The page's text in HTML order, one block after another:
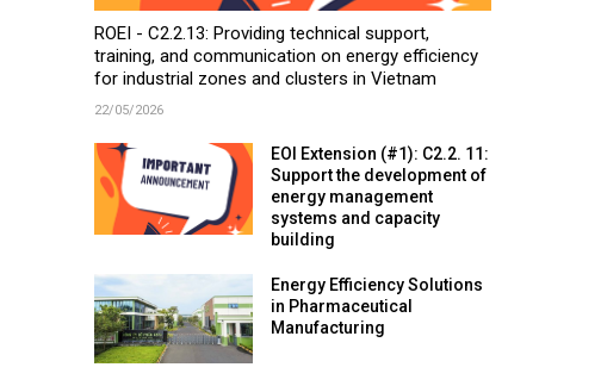
ROEI - C2.2.13: Providing technical support,
training, and communication on energy efficiency
for industrial zones and clusters in Vietnam
22/05/2026
EOI Extension (#1): C2.2. 11:
Support the development of
energy management
systems and capacity
building
Energy Efficiency Solutions
in Pharmaceutical
Manufacturing